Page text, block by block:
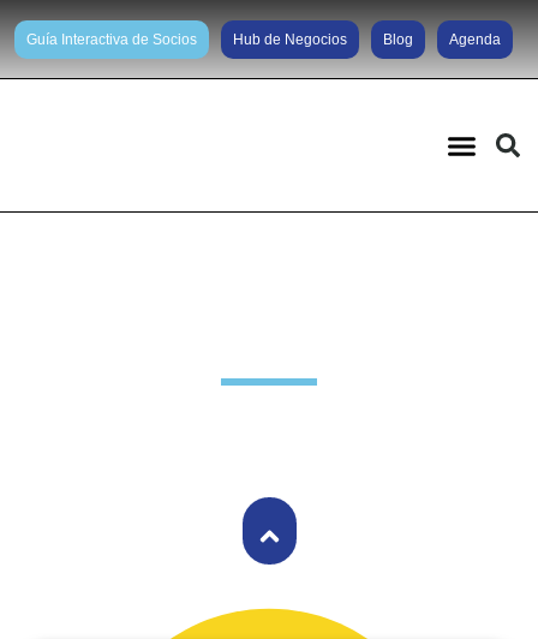
Guía Interactiva de Socios Hub de Negocios Blog Agenda